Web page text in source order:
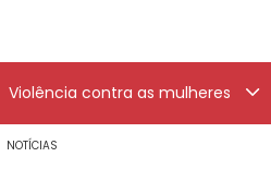
Violência contra as mulheres
NOTÍCIAS